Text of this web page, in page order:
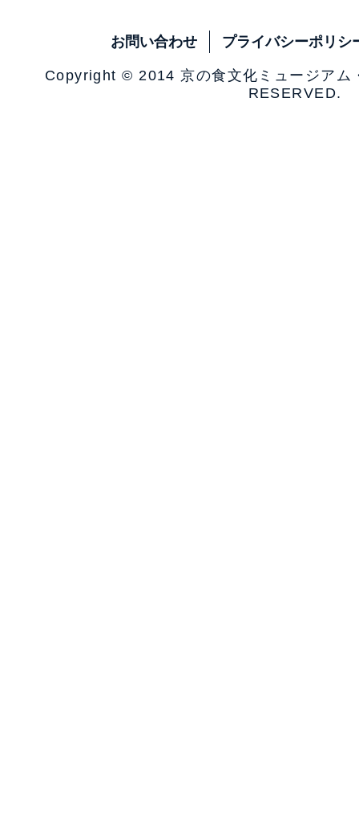
お問い合わせ プライバシーポリシ
Copyright © 2014 京の食文化ミュージア
RESERVED.